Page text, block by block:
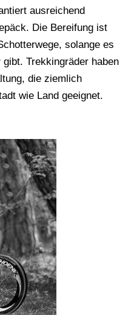
ausreichend
Die Bereifung ist
solange es
gibt. Trekkingräder haben
die ziemlich
wie Land geeignet.